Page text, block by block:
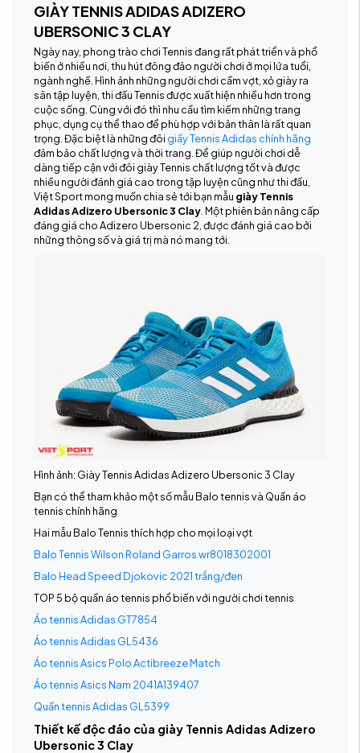
GIÀY TENNIS ADIDAS ADIZERO
UBERSONIC 3 CLAY
Ngày nay, phong trào chơi Tennis đang rất phát triển và phổ
biến ở nhiều nơi, thu hút đông đảo người chơi ở mọi lứa tuổi,
ngành nghề. Hình ảnh những người chơi cầm vợt, xỏ giày ra
sân tập luyện, thi đấu Tennis được xuất hiện nhiều hơn trong
cuộc sống. Cùng với đó thì nhu cầu tìm kiếm những trang
phục, dụng cụ thể thao để phù hợp với bản thân là rất quan
trọng. Đặc biệt là những đôi giầy Tennis Adidas chính hãng
đảm bảo chất lượng và thời trang. Để giúp người chơi dễ
dàng tiếp cận với đôi giày Tennis chất lượng tốt và được
nhiều người đánh giá cao trong tập luyện cũng như thi đấu,
Việt Sport mong muốn chia sẻ tới bạn mẫu giày Tennis
Adidas Adizero Ubersonic 3 Clay. Một phiên bản nâng cấp
đáng giá cho Adizero Ubersonic 2, được đánh giá cao bởi
những thông số và giá trị mà nó mang tới.
Hình ảnh: Giày Tennis Adidas Adizero Ubersonic 3 Clay
Bạn có thể tham khảo một số mẫu Balo tennis và Quần áo
tennis chính hãng
Hai mẫu Balo Tennis thích hợp cho mọi loại vợt
Balo Tennis Wilson Roland Garros wr8018302001
Balo Head Speed Djokovic 2021 trắng/đen
TOP 5 bộ quần áo tennis phổ biến với người chơi tennis
Áo tennis Adidas GT7854
Áo tennis Adidas GL5436
Áo tennis Asics Polo Actibreeze Match
Áo tennis Asics Nam 2041A139407
Quần tennis Adidas GL5399
Thiết kế độc đáo của giày Tennis Adidas Adizero
Ubersonic 3 Clay